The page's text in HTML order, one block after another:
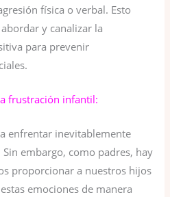
física o verbal. Esto
y canalizar la
para prevenir
frustración infantil:
enfrentar inevitablemente
embargo, como padres, hay
proporcionar a nuestros hijos
emociones de manera